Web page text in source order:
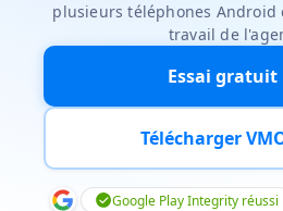
Essai gratuit
Télécharger
plusieurs téléphones Android
travail de
Google Play Integrity réussi